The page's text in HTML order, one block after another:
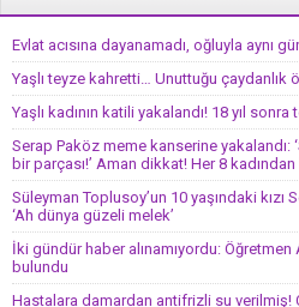
Evlat acısına dayanamadı, oğluyla aynı
Yaşlı teyze kahretti… Unuttuğu çaydanlık
Yaşlı kadının katili yakalandı! 18 yıl
Serap Paköz meme kanserine yakalandı:
bir parçası!’ Aman dikkat! Her 8
Süleyman Toplusoy’un 10 yaşındaki kızı
‘Ah dünya güzeli melek’
İki gündür haber alınamıyordu: Öğretmen
bulundu
Hastalara damardan antifrizli su verilmiş!